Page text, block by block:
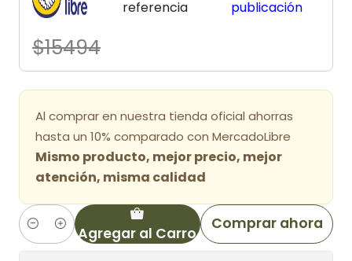
referencia
$15494
publicación
Al comprar en nuestra tienda oficial ahorras
hasta un 10% comparado con MercadoLibre
Mismo producto, mejor precio, mejor
atención, misma calidad
Cantidad Agregar al Carro
Comprar ahora